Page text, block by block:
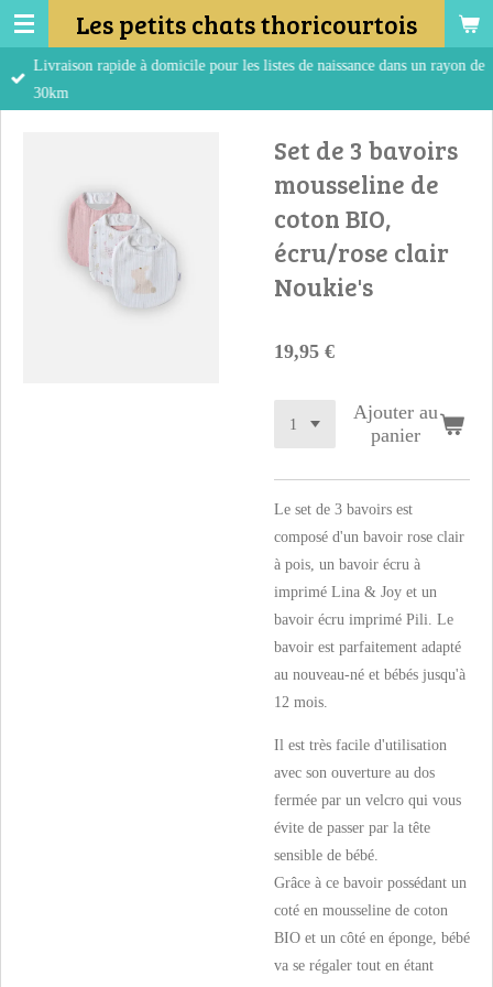
Passer
au
contenu
Les petits chats thoricourtois
Livraison rapide à domicile pour les listes de naissance dans un rayon de
30km
Set de 3 bavoirs
mousseline de
coton BIO,
écru/rose clair
Noukie's
19,95 €
Ajouter au
panier
Le set de 3 bavoirs est
composé d'un bavoir rose clair
à pois, un bavoir écru à
imprimé Lina & Joy et un
bavoir écru imprimé Pili. Le
bavoir est parfaitement adapté
au nouveau-né et bébés jusqu'à
12 mois.
Il est très facile d'utilisation
avec son ouverture au dos
fermée par un velcro qui vous
évite de passer par la tête
sensible de bébé.
Grâce à ce bavoir possédant un
coté en mousseline de coton
BIO et un côté en éponge, bébé
va se régaler tout en étant